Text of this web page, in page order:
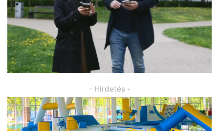
- Hirdetés -